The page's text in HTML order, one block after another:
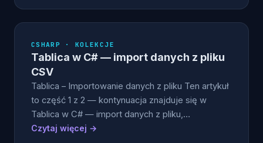
CSHARP · KOLEKCJE
Tablica w C# — import danych z pliku
CSV
Tablica – Importowanie danych z pliku Ten artykuł
to część 1 z 2 — kontynuacja znajduje się w
Tablica w C# — import danych z pliku,…
Czytaj więcej →